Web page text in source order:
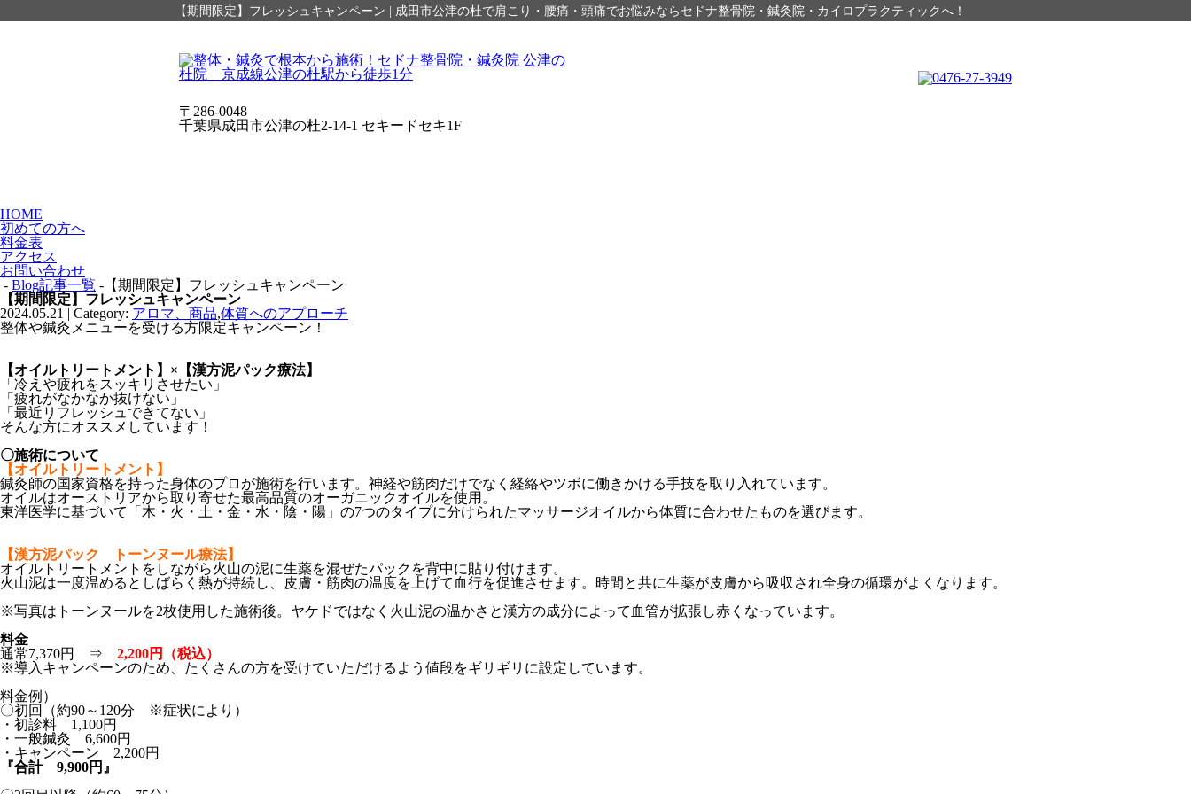
【期間限定】フレッシュキャンペーン | 成田市公津の杜で肩こり・腰痛・頭痛でお悩みならセドナ整骨院・鍼灸院・カイロプラクティックへ！
〒286-0048
千葉県成田市公津の杜2-14-1 セキードセキ1F
HOME
初めての方へ
料金表
アクセス
お問い合わせ
- Blog記事一覧 -【期間限定】フレッシュキャンペーン
【期間限定】フレッシュキャンペーン
2024.05.21 | Category: アロマ、商品,体質へのアプローチ
整体や鍼灸メニューを受ける方限定キャンペーン！
【オイルトリートメント】×【漢方泥パック療法】
「冷えや疲れをスッキリさせたい」
「疲れがなかなか抜けない」
「最近リフレッシュできてない」
そんな方にオススメしています！
〇施術について
【オイルトリートメント】
鍼灸師の国家資格を持った身体のプロが施術を行います。神経や筋肉だけでなく経絡やツボに働きかける手技を取り入れています。
オイルはオーストリアから取り寄せた最高品質のオーガニックオイルを使用。
東洋医学に基づいて「木・火・土・金・水・陰・陽」の7つのタイプに分けられたマッサージオイルから体質に合わせたものを選びます。
【漢方泥パック トーンヌール療法】
オイルトリートメントをしながら火山の泥に生薬を混ぜたパックを背中に貼り付けます。
火山泥は一度温めるとしばらく熱が持続し、皮膚・筋肉の温度を上げて血行を促進させます。時間と共に生薬が皮膚から吸収され全身の循環がよくなります。
※写真はトーンヌールを2枚使用した施術後。ヤケドではなく火山泥の温かさと漢方の成分によって血管が拡張し赤くなっています。
料金
通常7,370円 ⇒ 2,200円（税込）
※導入キャンペーンのため、たくさんの方を受けていただけるよう値段をギリギリに設定しています。
料金例）
〇初回（約90～120分 ※症状により）
・初診料 1,100円
・一般鍼灸 6,600円
・キャンペーン 2,200円
『合計 9,900円』